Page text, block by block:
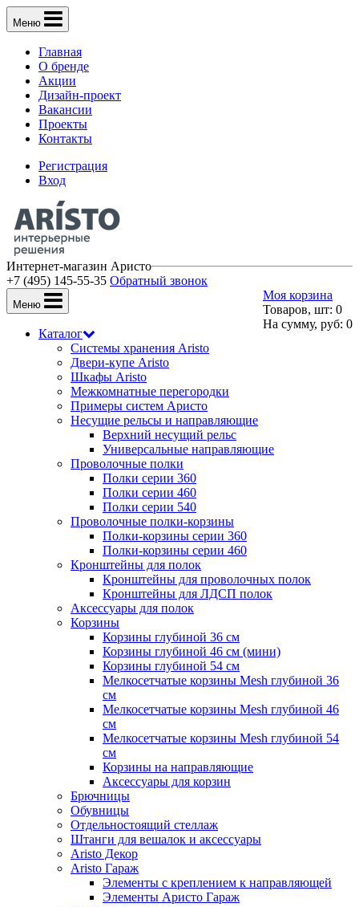
Меню
Главная
О бренде
Акции
Дизайн-проект
Вакансии
Проекты
Контакты
Регистрация
Вход
Интернет-магазин Аристо
+7 (495) 145-55-35 Обратный звонок
Моя корзина
Товаров, шт: 0
На сумму, руб: 0
Меню
Каталог
Системы хранения Aristo
Двери-купе Aristo
Шкафы Aristo
Межкомнатные перегородки
Примеры систем Аристо
Несущие рельсы и направляющие
Верхний несущий рельс
Универсальные направляющие
Проволочные полки
Полки серии 360
Полки серии 460
Полки серии 540
Проволочные полки-корзины
Полки-корзины серии 360
Полки-корзины серии 460
Кронштейны для полок
Кронштейны для проволочных полок
Кронштейны для ЛДСП полок
Аксессуары для полок
Корзины
Корзины глубиной 36 см
Корзины глубиной 46 см (мини)
Корзины глубиной 54 см
Мелкосетчатые корзины Mesh глубиной 36
см
Мелкосетчатые корзины Mesh глубиной 46
см
Мелкосетчатые корзины Mesh глубиной 54
см
Корзины на направляющие
Аксессуары для корзин
Брючницы
Обувницы
Отдельностоящий стеллаж
Штанги для вешалок и аксессуары
Aristo Декор
Aristo Гараж
Элементы с креплением к направляющей
Элементы Аристо Гараж